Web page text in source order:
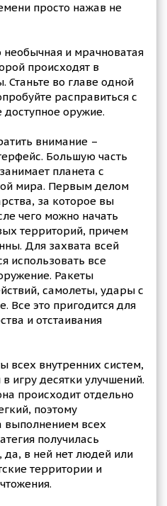
просто нажав не
необычная и мрачноватая
происходят в
Станьте во главе одной
расправиться с
доступное оружие.
внимание –
Большую часть
планета с
мира. Первым делом
за которое вы
чего можно начать
территорий, причем
Для захвата всей
использовать все
Ракеты
самолеты, удары с
Все это пригодится для
и отстаивания
всех внутренних систем,
игру десятки улучшений.
происходит отдельно
поэтому
выполнением всех
получилась
да, в ней нет людей или
территории и